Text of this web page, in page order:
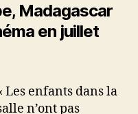
Madagascar
en juillet
Les enfants dans la
n’ont pas